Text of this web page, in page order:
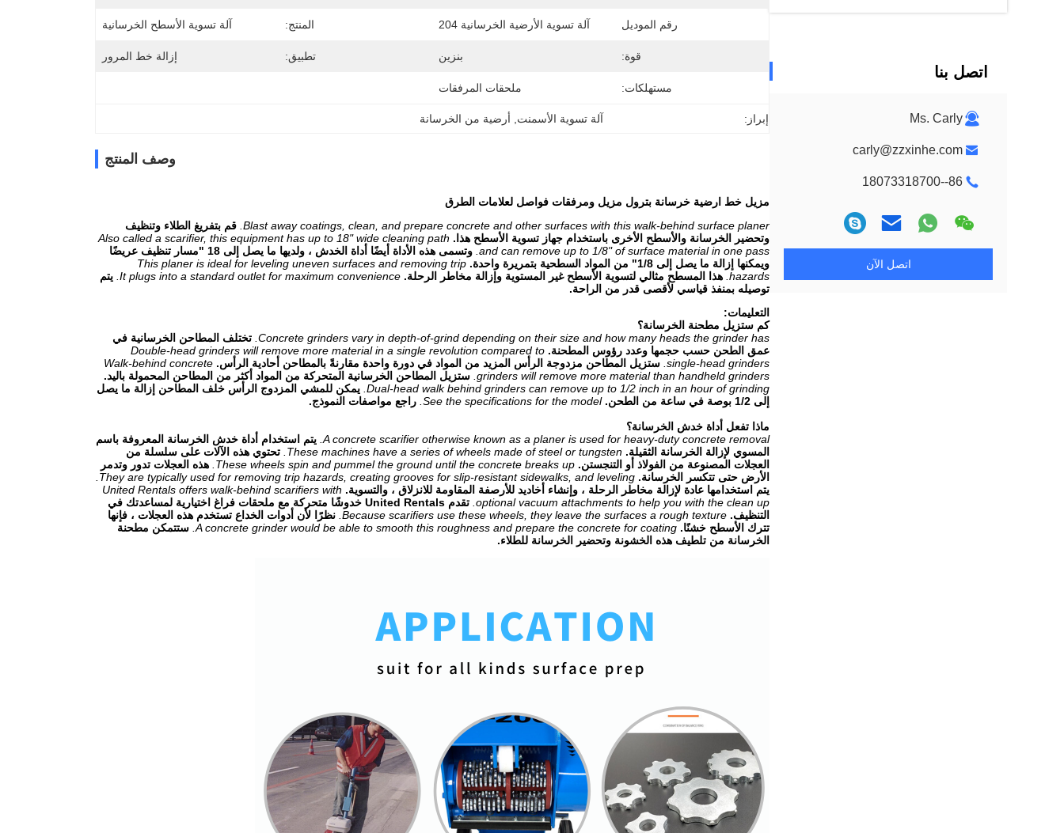
اتصل بنا
Ms. Carly
carly@zzxinhe.com
86--18073318700
اتصل الآن
رقم الموديل آلة تسوية الأرضية الخرسانية 204 المنتج: آلة تسوية الأسطح الخرسانية
قوة: بنزين تطبيق: إزالة خط المرور
مستهلكات: ملحقات المرفقات
إبراز: آلة تسوية الأسمنت أرضية من الخرسانة
وصف المنتج
مزيل خط ارضية خرسانة بترول مزيل ومرفقات فواصل لعلامات الطرق
Blast away coatings, clean, and prepare concrete and other surfaces with this walk-behind surface planer. قم بتفريغ الطلاء وتنظيف
وتحضير الخرسانة والأسطح الأخرى باستخدام جهاز تسوية الأسطح هذا. Also called a scarifier, this equipment has up to 18" wide cleaning path
and can remove up to 1/8" of surface material in one pass.
وتسمى هذه الأداة أيضًا أداة الخدش ، ولديها ما يصل إلى 18 "مسار تنظيف عريضًا
ويمكنها إزالة ما يصل إلى 1/8" من المواد السطحية بتمريرة واحدة.
This planer is ideal for leveling uneven surfaces and removing trip
hazards. هذا المسطح مثالي لتسوية الأسطح غير المستوية وإزالة مخاطر الرحلة. It plugs into a standard outlet for maximum convenience. يتم
توصيله بمنفذ قياسي لأقصى قدر من الراحة.
التعليمات:
كم ستزيل مطحنة الخرسانة؟
Concrete grinders vary in depth-of-grind depending on their size and how many heads the grinder has. تختلف المطاحن الخرسانية في
عمق الطحن حسب حجمها وعدد رؤوس المطحنة. Double-head grinders will remove more material in a single revolution compared to
single-head grinders. ستزيل المطاحن مزدوجة الرأس المزيد من المواد في دورة واحدة مقارنةً بالمطاحن أحادية الرأس. Walk-behind concrete
grinders will remove more material than handheld grinders. ستزيل المطاحن الخرسانية المتحركة من المواد أكثر من المطاحن المحمولة باليد.
Dual-head walk behind grinders can remove up to 1/2 inch in an hour of grinding. يمكن للمشي المزدوج الرأس خلف المطاحن إزالة ما يصل
إلى 1/2 بوصة في ساعة من الطحن.
See the specifications for the model. راجع مواصفات النموذج.
ماذا تفعل أداة خدش الخرسانة؟
A concrete scarifier otherwise known as a planer is used for heavy-duty concrete removal. يتم استخدام أداة خدش الخرسانة المعروفة باسم
المسوي لإزالة الخرسانة الثقيلة. These machines have a series of wheels made of steel or tungsten. تحتوي هذه الآلات على سلسلة من
العجلات المصنوعة من الفولاذ أو التنجستن. These wheels spin and pummel the ground until the concrete breaks up. هذه العجلات تدور وتدمر
الأرض حتى تتكسر الخرسانة. They are typically used for removing trip hazards, creating grooves for slip-resistant sidewalks, and leveling.
يتم استخدامها عادة لإزالة مخاطر الرحلة ، وإنشاء أخاديد للأرصفة المقاومة للانزلاق ، والتسوية. United Rentals offers walk-behind scarifiers with
optional vacuum attachments to help you with the clean up.
تقدم United Rentals خدوشًا متحركة مع ملحقات فراغ اختيارية لمساعدتك في
التنظيف. Because scarifiers use these wheels, they leave the surfaces a rough texture. نظرًا لأن أدوات الخداع تستخدم هذه العجلات ، فإنها
تترك الأسطح خشنًا. A concrete grinder would be able to smooth this roughness and prepare the concrete for coating. ستتمكن مطحنة
الخرسانة من تلطيف هذه الخشونة وتحضير الخرسانة للطلاء.